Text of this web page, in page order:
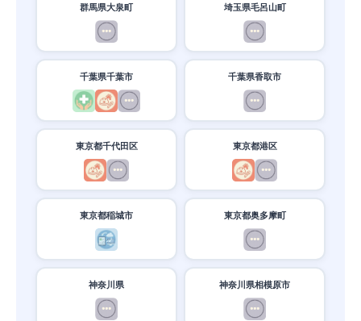
群馬県大泉町 埼玉県毛呂山町
千葉県千葉市 千葉県香取市
東京都千代田区 東京都港区
東京都稲城市 東京都奥多摩町
神奈川県 神奈川県相模原市